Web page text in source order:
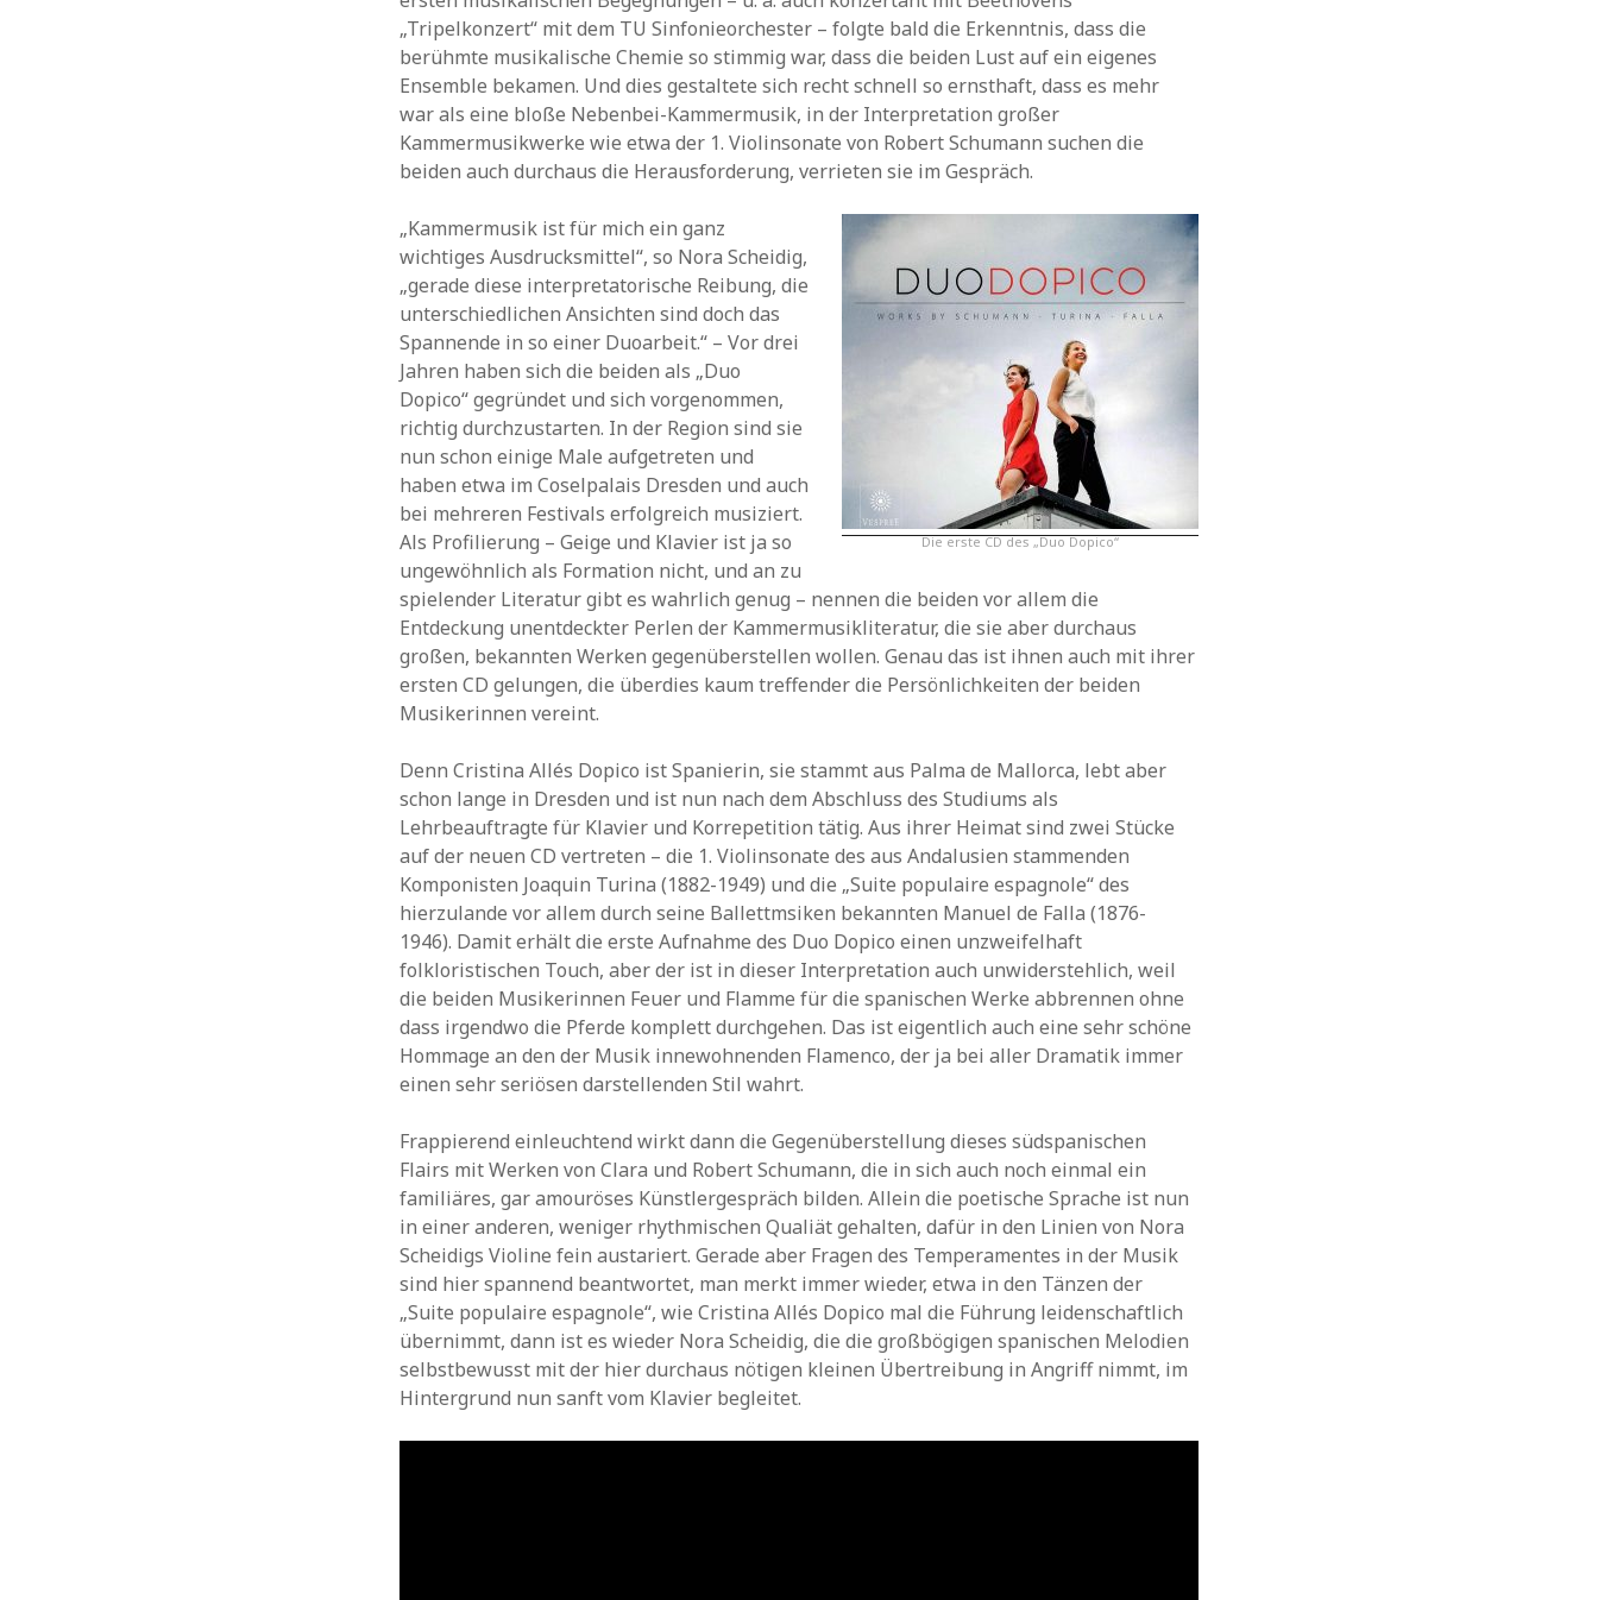
„Tripelkonzert“ mit dem TU Sinfonieorchester – folgte bald die Erkenntnis, dass die
berühmte musikalische Chemie so stimmig war, dass die beiden Lust auf ein eigenes
Ensemble bekamen. Und dies gestaltete sich recht schnell so ernsthaft, dass es mehr
war als eine bloße Nebenbei-Kammermusik, in der Interpretation großer
Kammermusikwerke wie etwa der 1. Violinsonate von Robert Schumann suchen die
beiden auch durchaus die Herausforderung, verrieten sie im Gespräch.
Die erste CD des „Duo Dopico“
„Kammermusik ist für mich ein ganz
wichtiges Ausdrucksmittel“, so Nora Scheidig,
„gerade diese interpretatorische Reibung, die
unterschiedlichen Ansichten sind doch das
Spannende in so einer Duoarbeit.“ – Vor drei
Jahren haben sich die beiden als „Duo
Dopico“ gegründet und sich vorgenommen,
richtig durchzustarten. In der Region sind sie
nun schon einige Male aufgetreten und
haben etwa im Coselpalais Dresden und auch
bei mehreren Festivals erfolgreich musiziert.
Als Profilierung – Geige und Klavier ist ja so
ungewöhnlich als Formation nicht, und an zu
spielender Literatur gibt es wahrlich genug – nennen die beiden vor allem die
Entdeckung unentdeckter Perlen der Kammermusikliteratur, die sie aber durchaus
großen, bekannten Werken gegenüberstellen wollen. Genau das ist ihnen auch mit ihrer
ersten CD gelungen, die überdies kaum treffender die Persönlichkeiten der beiden
Musikerinnen vereint.
Denn Cristina Allés Dopico ist Spanierin, sie stammt aus Palma de Mallorca, lebt aber
schon lange in Dresden und ist nun nach dem Abschluss des Studiums als
Lehrbeauftragte für Klavier und Korrepetition tätig. Aus ihrer Heimat sind zwei Stücke
auf der neuen CD vertreten – die 1. Violinsonate des aus Andalusien stammenden
Komponisten Joaquin Turina (1882-1949) und die „Suite populaire espagnole“ des
hierzulande vor allem durch seine Ballettmsiken bekannten Manuel de Falla (1876-
1946). Damit erhält die erste Aufnahme des Duo Dopico einen unzweifelhaft
folkloristischen Touch, aber der ist in dieser Interpretation auch unwiderstehlich, weil
die beiden Musikerinnen Feuer und Flamme für die spanischen Werke abbrennen ohne
dass irgendwo die Pferde komplett durchgehen. Das ist eigentlich auch eine sehr schöne
Hommage an den der Musik innewohnenden Flamenco, der ja bei aller Dramatik immer
einen sehr seriösen darstellenden Stil wahrt.
Frappierend einleuchtend wirkt dann die Gegenüberstellung dieses südspanischen
Flairs mit Werken von Clara und Robert Schumann, die in sich auch noch einmal ein
familiäres, gar amouröses Künstlergespräch bilden. Allein die poetische Sprache ist nun
in einer anderen, weniger rhythmischen Qualiät gehalten, dafür in den Linien von Nora
Scheidigs Violine fein austariert. Gerade aber Fragen des Temperamentes in der Musik
sind hier spannend beantwortet, man merkt immer wieder, etwa in den Tänzen der
„Suite populaire espagnole“, wie Cristina Allés Dopico mal die Führung leidenschaftlich
übernimmt, dann ist es wieder Nora Scheidig, die die großbögigen spanischen Melodien
selbstbewusst mit der hier durchaus nötigen kleinen Übertreibung in Angriff nimmt, im
Hintergrund nun sanft vom Klavier begleitet.